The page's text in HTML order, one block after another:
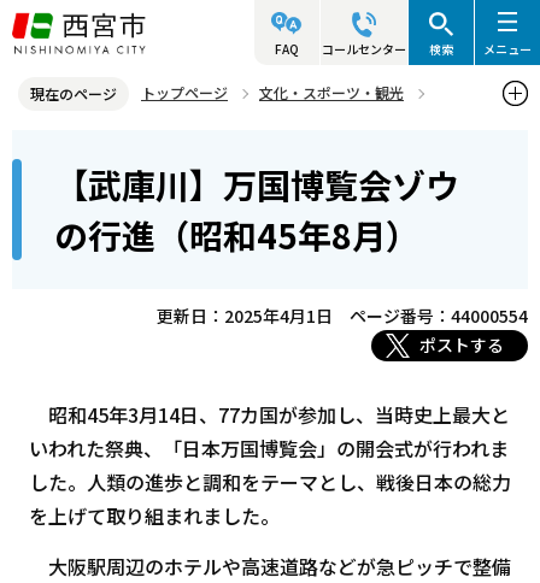
こ
の
ジ
頭
FAQ コールセンター 検索 メニュー
現在のページ トップページ
文化・スポーツ・観光
【武庫川】万国博覧会ゾウの行進（昭和45年8月）
【武庫川】万国博覧会ゾウ
の行進（昭和45年8月）
更新日：2025年4月1日
ページ番号：44000554
ポストする
昭和45年3月14日、77カ国が参加し、当時史上最大と
いわれた祭典、「日本万国博覧会」の開会式が行われま
した。人類の進歩と調和をテーマとし、戦後日本の総力
を上げて取り組まれました。
大阪駅周辺のホテルや高速道路などが急ピッチで整備